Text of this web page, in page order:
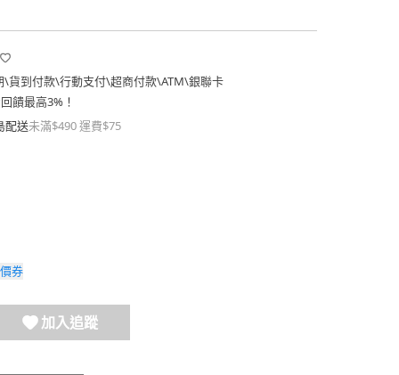
\貨到付款\行動支付\超商付款\ATM\銀聯卡
饋最高3%！
配送未滿$490 運費$75
券
加入追蹤